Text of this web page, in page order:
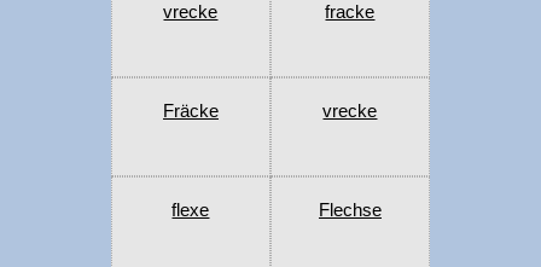
vrecke fracke
Fräcke vrecke
flexe Flechse